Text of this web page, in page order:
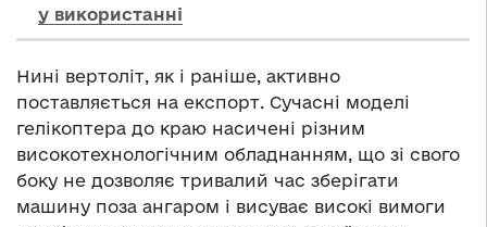
у використанні
Нині вертоліт, як і раніше, активно
поставляється на експорт. Сучасні моделі
гелікоптера до краю насичені різним
високотехнологічним обладнанням, що зі свого
боку не дозволяє тривалий час зберігати
машину поза ангаром і висуває високі вимоги